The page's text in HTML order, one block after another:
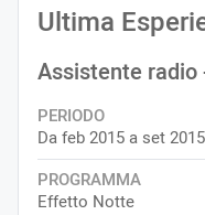
Ultima
Assistente radio
PERIODO
Da feb 2015 a set 2015
PROGRAMMA
Effetto Notte